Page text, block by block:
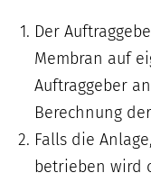
Der
Membran auf
Auftraggeber
Berechnung
Falls die
betrieben wird